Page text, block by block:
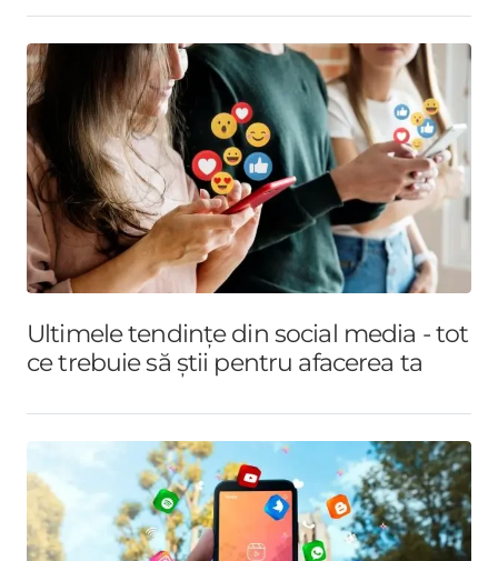
Ultimele tendințe din social media - tot
ce trebuie să știi pentru afacerea ta